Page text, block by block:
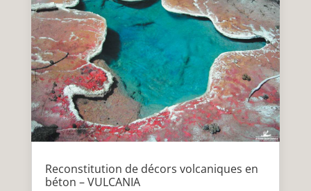
Reconstitution de décors volcaniques en
béton – VULCANIA